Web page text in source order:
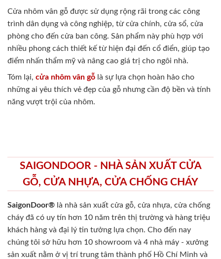
Cửa nhôm vân gỗ được sử dụng rộng rãi trong các công
trình dân dụng và công nghiệp, từ cửa chính, cửa sổ, cửa
phòng cho đến cửa ban công. Sản phẩm này phù hợp với
nhiều phong cách thiết kế từ hiện đại đến cổ điển, giúp tạo
điểm nhấn thẩm mỹ và nâng cao giá trị cho ngôi nhà.
Tóm lại, cửa nhôm vân gỗ là sự lựa chọn hoàn hảo cho
những ai yêu thích vẻ đẹp của gỗ nhưng cần độ bền và tính
năng vượt trội của nhôm.
SAIGONDOOR - NHÀ SẢN XUẤT CỬA
GỖ, CỬA NHỰA, CỬA CHỐNG CHÁY
SaigonDoor® là nhà sản xuất cửa gỗ, cửa nhựa, cửa chống
cháy đã có uy tín hơn 10 năm trên thị trường và hàng triệu
khách hàng và đại lý tin tưởng lựa chọn. Cho đến nay
chúng tôi sở hữu hơn 10 showroom và 4 nhà máy - xưởng
sản xuất nằm ở vị trí trung tâm thành phố Hồ Chí Minh và